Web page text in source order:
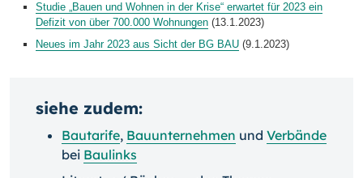
Studie „Bauen und Wohnen in der Krise“ erwartet für 2023 ein
Defizit von über 700.000 Wohnungen (13.1.2023)
Neues im Jahr 2023 aus Sicht der BG BAU (9.1.2023)
siehe zudem:
Bautarife, Bauunternehmen und Verbände
bei Baulinks